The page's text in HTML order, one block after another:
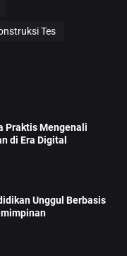
Tes
Praktis Mengenali
di Era Digital
Unggul Berbasis